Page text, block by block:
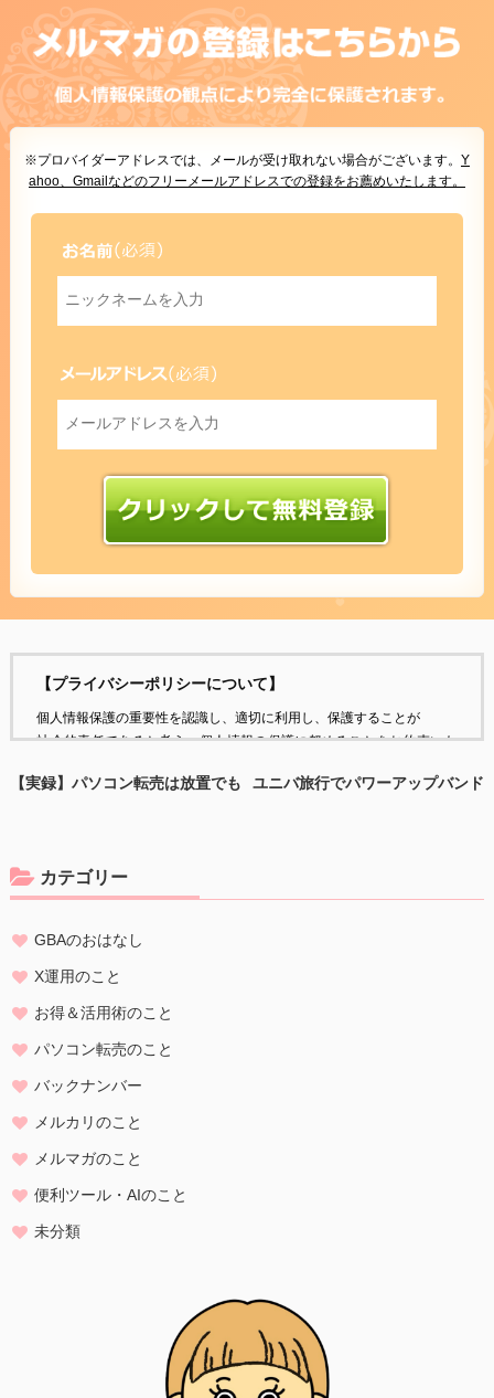
※プロバイダーアドレスでは、メールが受け取れない場合がございます。 Y
ahoo、Gmailなどのフリーメールアドレスでの登録をお薦めいたします。
【プライバシーポリシーについて】
個人情報保護の重要性を認識し、適切に利用し、保護することが
社会的責任であると考え、個人情報の保護に努めることをお約束いた
電子メールアドレス、職業、勤務先等、特定の個人を識別し得る情報
をいいます。
個人情報の収集・利用
当方は、以下の目的のため、その範囲内においてのみ、個人情報を収
自発的な提供によるものであり、お客様が個人情報を提供された場合
は、当方が本方針に則って個人情報を 利用することをお客様が許諾し
・新商品の案内などお客様に有益かつ必要と思われる情報の提供
・業務遂行上で必要となる当方からの問い合わせ、確認、および
・各種のお問い合わせ対応
当方は、個人情報の漏洩、滅失、毀損等を防止するために、個人情報
【実録】パソコン転売は放置でも
ユニバ旅行でパワーアップバンド
カテゴリー
GBAのおはなし
X運用のこと
お得＆活用術のこと
パソコン転売のこと
バックナンバー
メルカリのこと
メルマガのこと
便利ツール・AIのこと
未分類